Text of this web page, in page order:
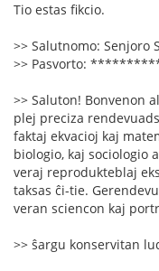
Tio estas fikcio.
>> Salutnomo: Senjoro
>> Pasvorto:
>> Saluton! Bonvenon
plej preciza
faktaj ekvacioj kaj
biologio, kaj sociologio
veraj reprodukteblaj
taksas ĉi-tie.
veran sciencon kaj
>> ŝargu konservitan